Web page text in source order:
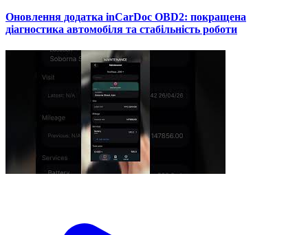
Оновлення додатка inCarDoc OBD2: покращена
діагностика автомобіля та стабільність роботи